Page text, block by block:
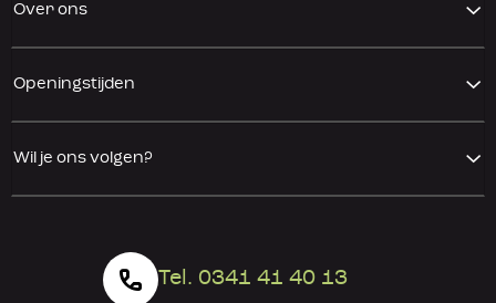
Over ons
Openingstijden
Wil je ons volgen?
Tel. 0341 41 40 13